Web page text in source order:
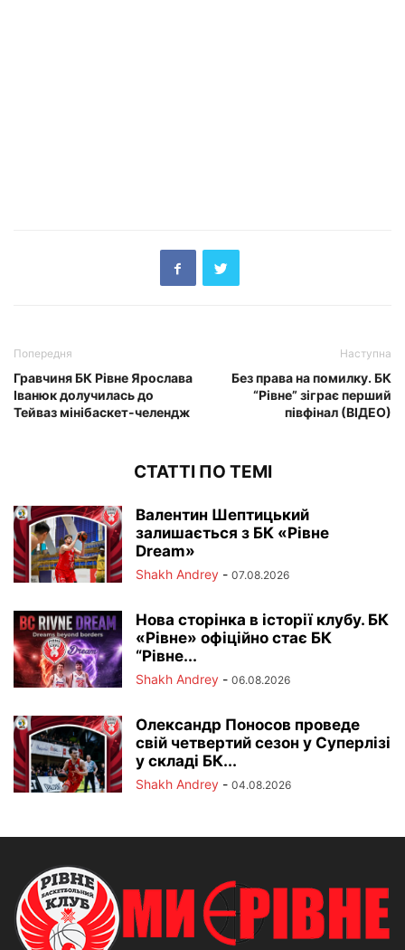
Попередня
Гравчиня БК Рівне Ярослава
Іванюк долучилась до
Тейваз мінібаскет-челендж
Наступна
Без права на помилку. БК
“Рівне” зіграє перший
півфінал (ВІДЕО)
СТАТТІ ПО ТЕМІ
Валентин Шептицький
залишається з БК «Рівне
Dream»
Shakh Andrey - 07.08.2026
Нова сторінка в історії клубу. БК
«Рівне» офіційно стає БК
“Рівне...
Shakh Andrey - 06.08.2026
Олександр Поносов проведе
свій четвертий сезон у Суперлізі
у складі БК...
Shakh Andrey - 04.08.2026